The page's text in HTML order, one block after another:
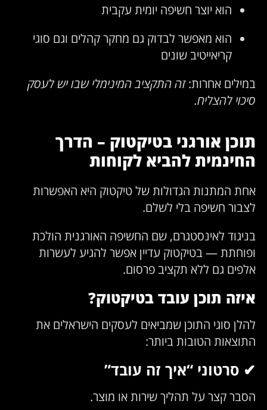
הוא יוצר חשיפה יומית עקבית
הוא מאפשר לבדוק גם מחקר קהלים וגם סוגי
קריאייטיב שונים
במילים אחרות:זה התקציב המינימלי שבו יש לעסק
סיכוי להצליח.
תוכן אורגני בטיקטוק – הדרך
החינמית להביא לקוחות
אחת המתנות הגדולות של טיקטוק היא האפשרות
לצבור חשיפה בלי לשלם.
בניגוד לאינסטגרם, שם החשיפה האורגנית הולכת
ופוחתת — בטיקטוק עדיין אפשר להגיע לעשרות
אלפים גם ללא תקציב פרסום.
איזה תוכן עובד בטיקטוק?
להלן סוגי התוכן שמביאים לעסקים הישראלים את
התוצאות הטובות ביותר:
✔ סרטוני “איך זה עובד”
הסבר קצר על תהליך שירות או מוצר.